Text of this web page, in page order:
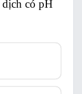
có pH